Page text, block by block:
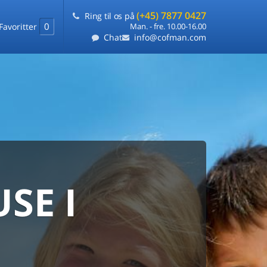
Favoritter 0
Ring til os på (+45) 7877 0427
Man. - fre. 10.00-16.00
Chat info@cofman.com
I
laveste pris
ét sted